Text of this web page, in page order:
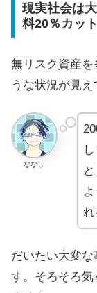
現実社会は
料20％カッ
無リスク資産
うな状況が見え
ななし
れ
だいたい大変
す。そろそろ